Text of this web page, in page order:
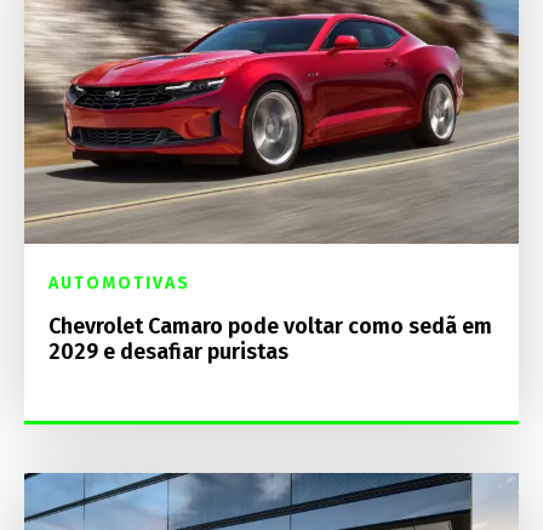
AUTOMOTIVAS
Chevrolet Camaro pode voltar como sedã em
2029 e desafiar puristas